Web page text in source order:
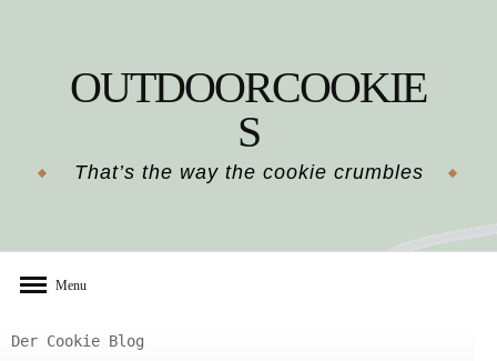
OUTDOORCOOKIE
S
That’s the way the cookie crumbles
Menu
Der Cookie Blog